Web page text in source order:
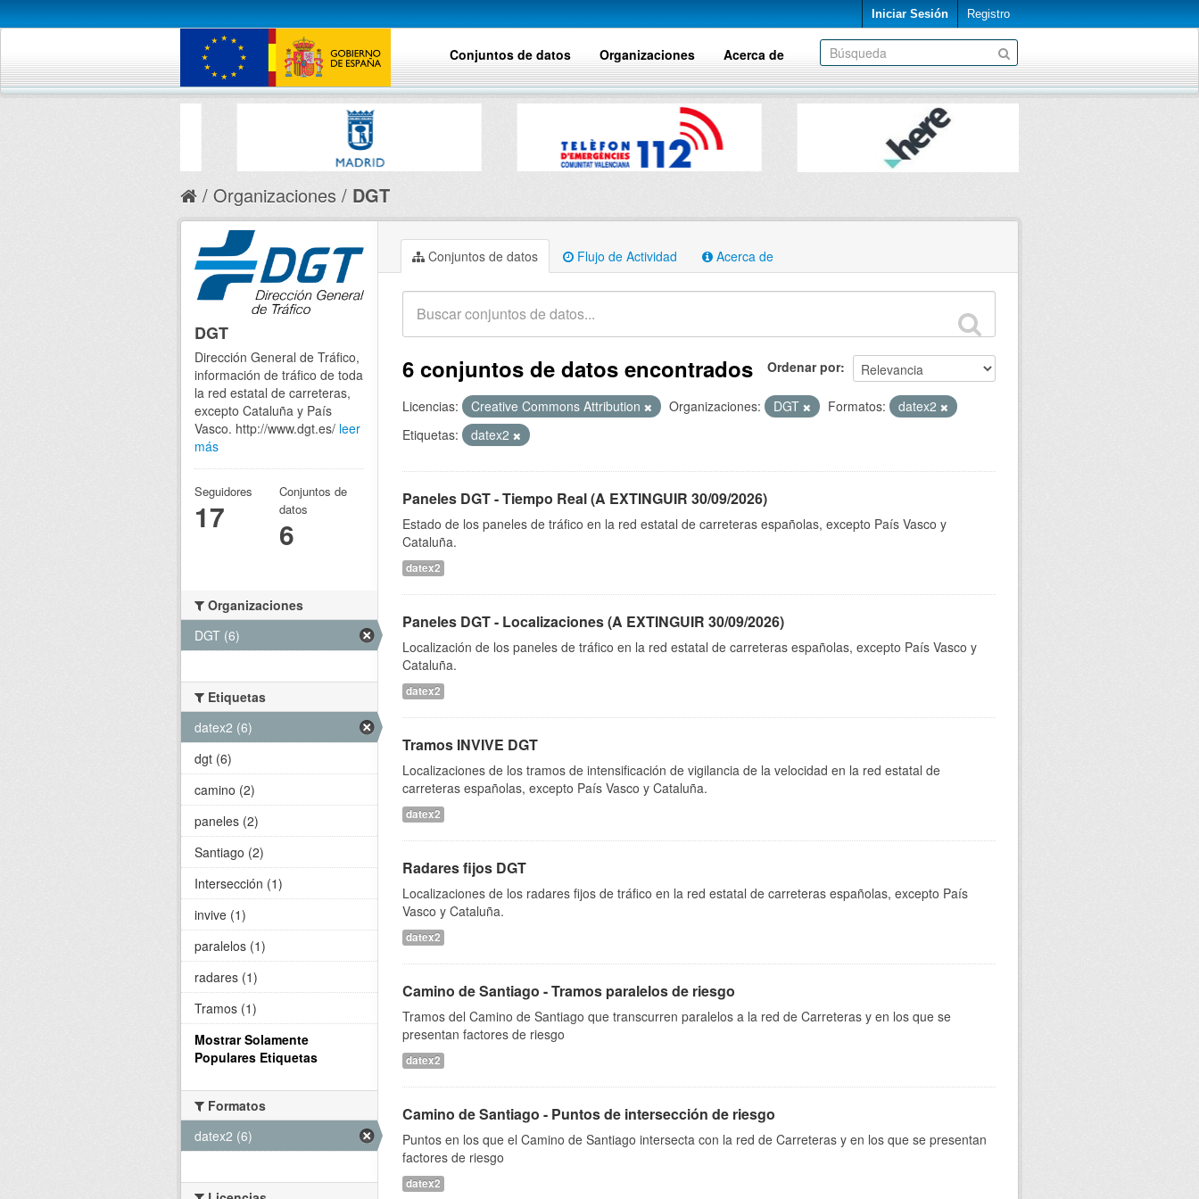
Iniciar Sesión Registro
Conjuntos de datos Organizaciones Acerca de
Organizaciones DGT
Conjuntos de datos Flujo de Actividad Acerca de
Ordenar por
6 conjuntos de datos encontrados
Licencias: Creative Commons Attribution Organizaciones: DGT Formatos:
datex2
Etiquetas:
datex2
Paneles DGT - Tiempo Real (A EXTINGUIR 30/09/2026)
Estado de los paneles de tráfico en la red estatal de carreteras españolas, excepto País Vasco y
Cataluña.
datex2
Paneles DGT - Localizaciones (A EXTINGUIR 30/09/2026)
Localización de los paneles de tráfico en la red estatal de carreteras españolas, excepto País Vasco y
Cataluña.
datex2
Tramos INVIVE DGT
Localizaciones de los tramos de intensificación de vigilancia de la velocidad en la red estatal de
carreteras españolas, excepto País Vasco y Cataluña.
datex2
Radares fijos DGT
Localizaciones de los radares fijos de tráfico en la red estatal de carreteras españolas, excepto País
Vasco y Cataluña.
datex2
Camino de Santiago - Tramos paralelos de riesgo
Tramos del Camino de Santiago que transcurren paralelos a la red de Carreteras y en los que se
presentan factores de riesgo
datex2
Camino de Santiago - Puntos de intersección de riesgo
Puntos en los que el Camino de Santiago intersecta con la red de Carreteras y en los que se presentan
factores de riesgo
datex2
DGT
Dirección General de Tráfico,
información de tráfico de toda
la red estatal de carreteras,
excepto Cataluña y País
Vasco. http://www.dgt.es/ leer
más
Seguidores
17
Conjuntos de
datos
6
Organizaciones
DGT (6)
Etiquetas
datex2 (6)
dgt (6)
camino (2)
paneles (2)
Santiago (2)
Intersección (1)
invive (1)
paralelos (1)
radares (1)
Tramos (1)
Mostrar Solamente
Populares Etiquetas
Formatos
datex2 (6)